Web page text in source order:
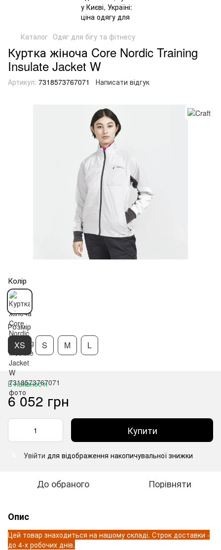
Каталог Одяг для бігу та фітнесу
Куртка жіноча Core Nordic Training
Insulate Jacket W
Артикул: 7318573767071 Написати відгук
Колір
Розмір
XS S M L
В наявності
6 052 грн
Купити
Увійти для відображення накопичувальної знижки
До обраного Порівняти
Опис
Цей товар знаходиться на нашому складі. Строк доставки -
до 4-х робочих днів.